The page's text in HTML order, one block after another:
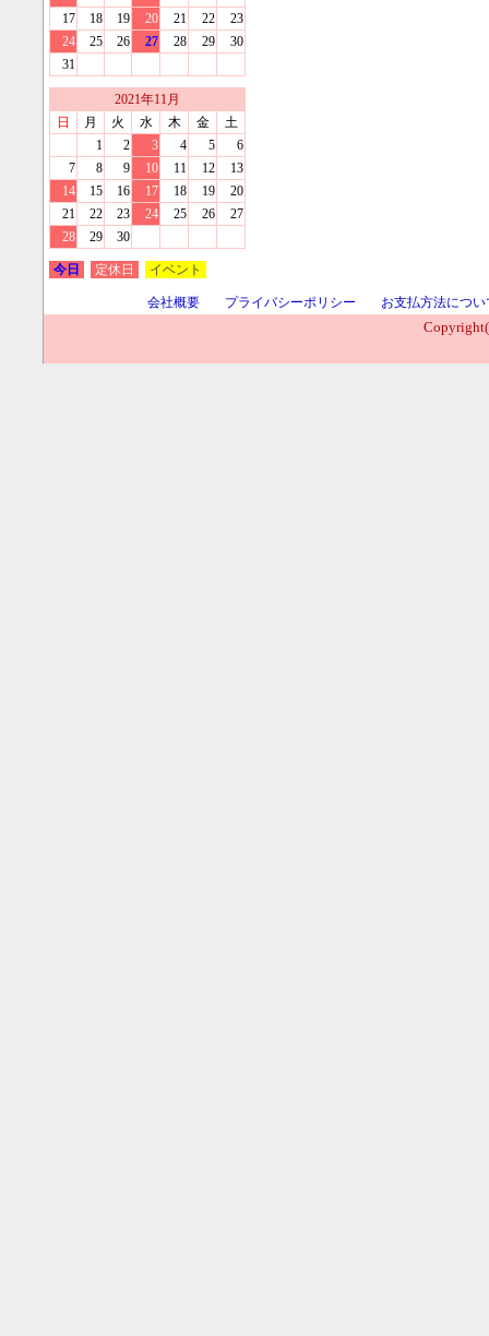
17
18 19 20 21 22
23
24
25 26 27 28 29
30
31
2021年11 月
日
月 火 水 木 金
土
1
2 3 4 5
6
7
8 9 10 11 12
13
14
15 16 17 18 19
20
21
22 23 24 25 26
27
28
29 30
今日 定休日 イベント
会社概要 プライバシーポリシー
お支払方法につい